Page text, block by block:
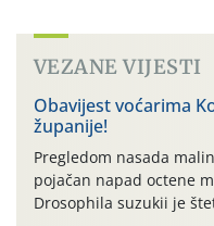
VEZANE VIJESTI
Obavijest voćarima
županije!
Pregledom nasada
pojačan napad octene
Drosophila suzukii je